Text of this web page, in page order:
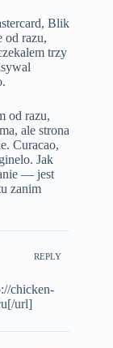
Blik
od razu,
trzy
od razu,
ale strona
Curacao,
Jak
— jest
zanim
REPLY
chicken-
url]